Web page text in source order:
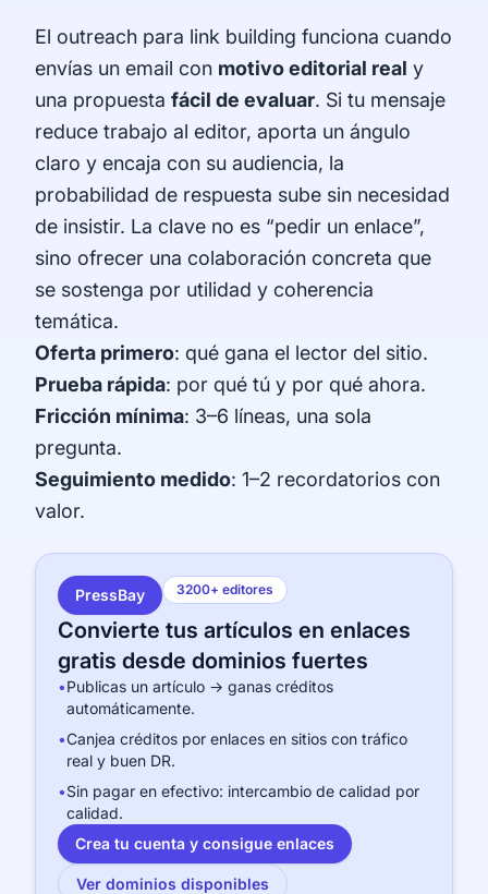
El outreach para link building funciona cuando
envías un email con motivo editorial real y
una propuesta fácil de evaluar. Si tu mensaje
reduce trabajo al editor, aporta un ángulo
claro y encaja con su audiencia, la
probabilidad de respuesta sube sin necesidad
de insistir. La clave no es “pedir un enlace”,
sino ofrecer una colaboración concreta que
se sostenga por utilidad y coherencia
temática.
Oferta primero: qué gana el lector del sitio.
Prueba rápida: por qué tú y por qué ahora.
Fricción mínima: 3–6 líneas, una sola
pregunta.
Seguimiento medido: 1–2 recordatorios con
valor.
PressBay 3200+ editores
Convierte tus artículos en enlaces
gratis desde dominios fuertes
•Publicas un artículo → ganas créditos
automáticamente.
•Canjea créditos por enlaces en sitios con tráfico
real y buen DR.
•Sin pagar en efectivo: intercambio de calidad por
calidad.
Crea tu cuenta y consigue enlaces
Ver dominios disponibles